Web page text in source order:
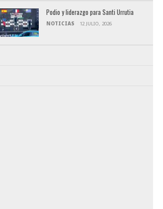
Podio y liderazgo para Santi Urrutia
NOTICIAS 12 JULIO, 2026